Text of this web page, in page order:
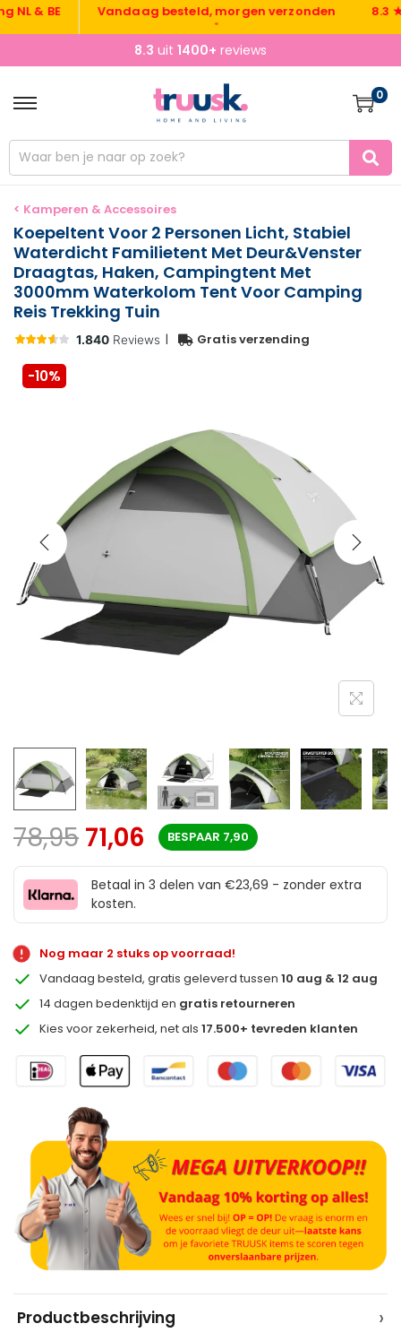
BE Vandaag besteld, morgen verzonden 8.3 ★ uit
8.3 uit 1400+ reviews
0
< Kamperen & Accessoires
Koepeltent Voor 2 Personen Licht, Stabiel
Waterdicht Familietent Met Deur&Venster
Draagtas, Haken, Campingtent Met
3000mm Waterkolom Tent Voor Camping
Reis Trekking Tuin
| Gratis verzending
-10%
78,95 71,06 BESPAAR 7,90
Betaal in 3 delen van €23,69 - zonder extra
kosten.
Nog maar 2 stuks op voorraad!
Vandaag besteld, gratis geleverd tussen10 aug & 12 aug
14 dagen bedenktijd en gratis retourneren
Kies voor zekerheid, net als17.500+ tevreden klanten
Productbeschrijving ›